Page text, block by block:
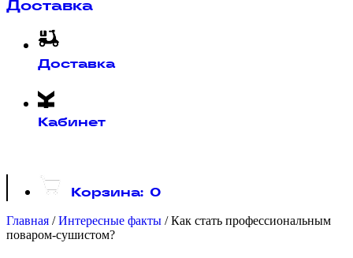
Доставка
Доставка
Кабинет
Корзина: 0
Главная / Интересные факты / Как стать профессиональным
поваром-сушистом?